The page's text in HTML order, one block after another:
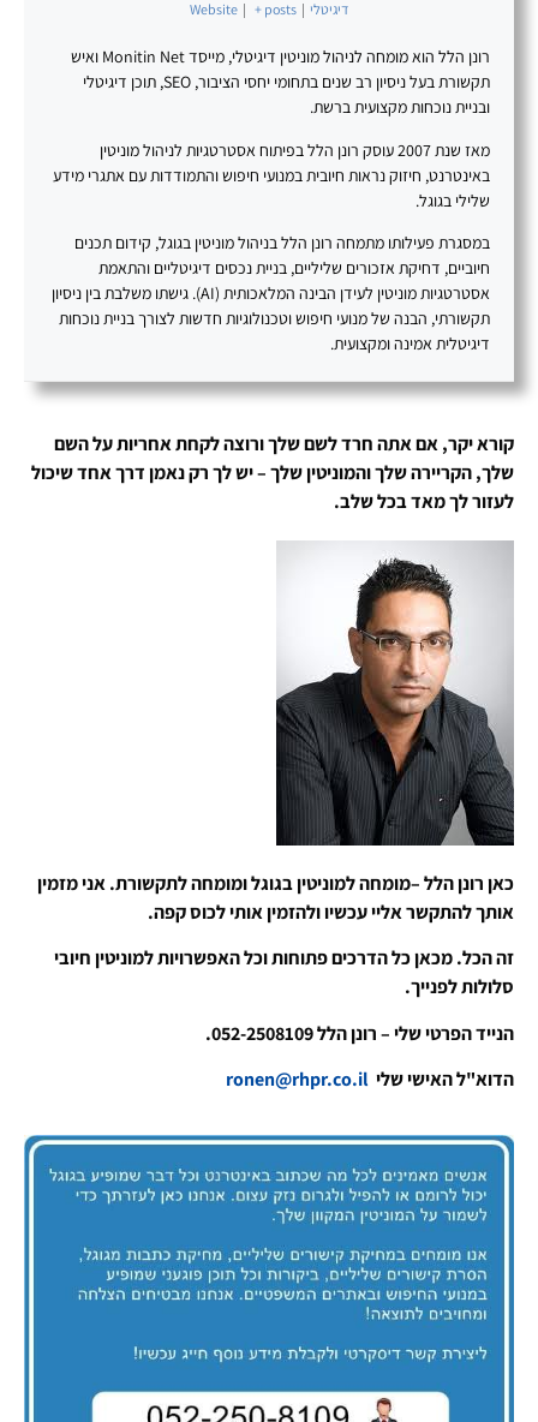
דיגיטלי |
Website | + posts
רונן הלל הוא מומחה לניהול מוניטין דיגיטלי, מייסד Monitin Net ואיש
תקשורת בעל ניסיון רב שנים בתחומי יחסי הציבור, SEO, תוכן דיגיטלי
ובניית נוכחות מקצועית ברשת.
מאז שנת 2007 עוסק רונן הלל בפיתוח אסטרטגיות לניהול מוניטין
באינטרנט, חיזוק נראות חיובית במנועי חיפוש והתמודדות עם אתגרי מידע
שלילי בגוגל.
במסגרת פעילותו מתמחה רונן הלל בניהול מוניטין בגוגל, קידום תכנים
חיוביים, דחיקת אזכורים שליליים, בניית נכסים דיגיטליים והתאמת
אסטרטגיות מוניטין לעידן הבינה המלאכותית (AI). גישתו משלבת בין ניסיון
תקשורתי, הבנה של מנועי חיפוש וטכנולוגיות חדשות לצורך בניית נוכחות
דיגיטלית אמינה ומקצועית.
קורא יקר, אם אתה חרד לשם שלך ורוצה לקחת אחריות על השם
שלך, הקריירה שלך והמוניטין שלך – יש לך רק נאמן דרך אחד שיכול
לעזור לך מאד בכל שלב.
כאן רונן הלל –מומחה למוניטין בגוגל ומומחה לתקשורת. אני מזמין
אותך להתקשר אליי עכשיו ולהזמין אותי לכוס קפה.
זה הכל. מכאן כל הדרכים פתוחות וכל האפשרויות למוניטין חיובי
סלולות לפנייך.
הנייד הפרטי שלי – רונן הלל 052-2508109.
הדוא"ל האישי שלי